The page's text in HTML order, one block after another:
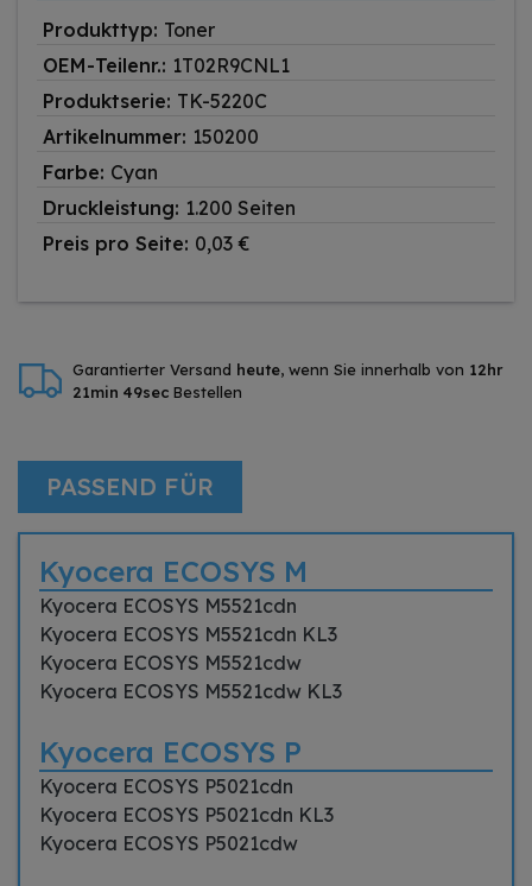
Produkttyp: Toner
OEM-Teilenr.: 1T02R9CNL1
Produktserie: TK-5220C
Artikelnummer: 150200
Farbe: Cyan
Druckleistung: 1.200 Seiten
Preis pro Seite: 0,03 €
Garantierter Versand heute, wenn Sie innerhalb von 12hr
21min 49sec Bestellen
PASSEND FÜR
Kyocera ECOSYS M
Kyocera ECOSYS M5521cdn
Kyocera ECOSYS M5521cdn KL3
Kyocera ECOSYS M5521cdw
Kyocera ECOSYS M5521cdw KL3
Kyocera ECOSYS P
Kyocera ECOSYS P5021cdn
Kyocera ECOSYS P5021cdn KL3
Kyocera ECOSYS P5021cdw